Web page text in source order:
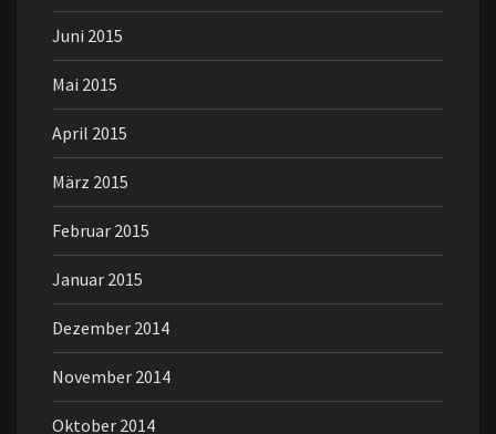
Juni 2015
Mai 2015
April 2015
März 2015
Februar 2015
Januar 2015
Dezember 2014
November 2014
Oktober 2014